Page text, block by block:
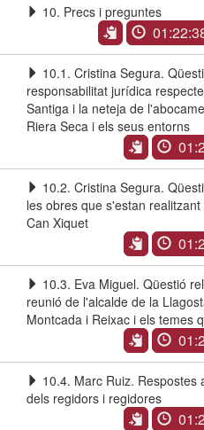
10. Precs i preguntes
10.1. Cristina Segura.
responsabilitat jurídica
Santiga i la neteja de
Riera Seca i els seus entorns
10.2. Cristina Segura.
les obres que s'estan
Can Xiquet
10.3. Eva Miguel. Qüestió
reunió de l'alcalde de la
Montcada i Reixac i els temes
10.4. Marc Ruiz. Respostes
dels regidors i regidores